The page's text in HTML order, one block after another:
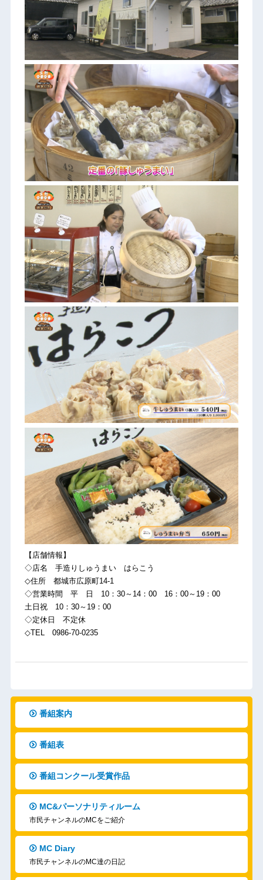
【店舗情報】
◇店名 手造りしゅうまい はらこう
◇住所 都城市広原町14-1
◇営業時間 平 日 10：30～14：00 16：00～19：00
土日祝 10：30～19：00
◇定休日 不定休
◇TEL 0986-70-0235
番組案内
番組表
番組コンクール受賞作品
MC&パーソナリティルーム
市民チャンネルのMCをご紹介
MC Diary
市民チャンネルのMC達の日記